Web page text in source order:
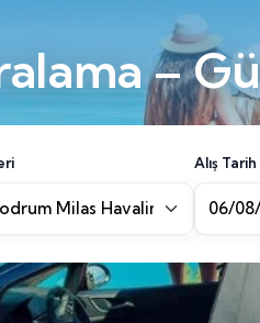
–
Milas Havalimanı [BJV]
Alış